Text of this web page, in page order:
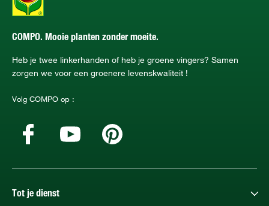
COMPO. Mooie planten zonder moeite.
Heb je twee linkerhanden of heb je groene vingers? Samen
zorgen we voor een groenere levenskwaliteit !
Volg COMPO op :
Tot je dienst